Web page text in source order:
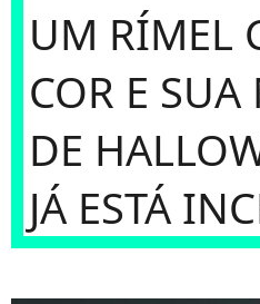
UM RÍMEL
COR E SUA
DE
JÁ ESTÁ